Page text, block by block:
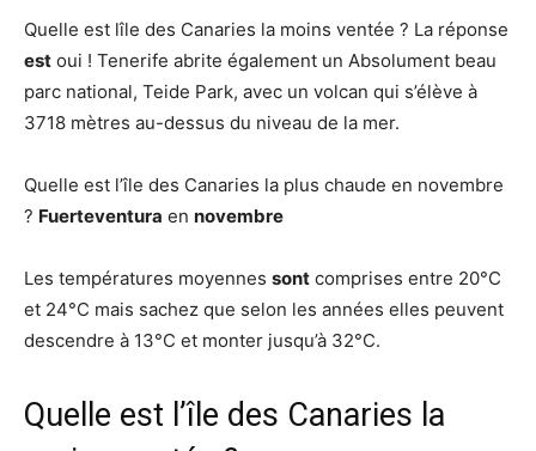
Quelle est lîle des Canaries la moins ventée ? La réponse
est oui ! Tenerife abrite également un Absolument beau
parc national, Teide Park, avec un volcan qui s’élève à
3718 mètres au-dessus du niveau de la mer.
Quelle est l’île des Canaries la plus chaude en novembre
? Fuerteventura en novembre
Les températures moyennes sont comprises entre 20°C
et 24°C mais sachez que selon les années elles peuvent
descendre à 13°C et monter jusqu’à 32°C.
Quelle est l’île des Canaries la